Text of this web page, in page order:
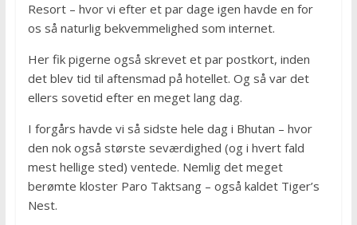
Resort – hvor vi efter et par dage igen havde en for
os så naturlig bekvemmelighed som internet.
Her fik pigerne også skrevet et par postkort, inden
det blev tid til aftensmad på hotellet. Og så var det
ellers sovetid efter en meget lang dag.
I forgårs havde vi så sidste hele dag i Bhutan – hvor
den nok også største seværdighed (og i hvert fald
mest hellige sted) ventede. Nemlig det meget
berømte kloster Paro Taktsang – også kaldet Tiger’s
Nest.